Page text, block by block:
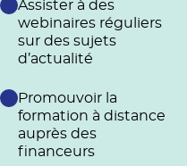
Assister à des
webinaires réguliers
sur des sujets
d’actualité
Promouvoir la
formation à distance
auprès des
financeurs